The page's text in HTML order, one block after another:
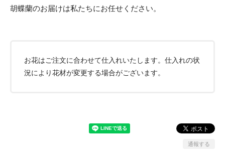
胡蝶蘭のお届けは私たちにお任せください。
お花はご注文に合わせて仕入れいたします。仕入れの状
況により花材が変更する場合がございます。
通報する